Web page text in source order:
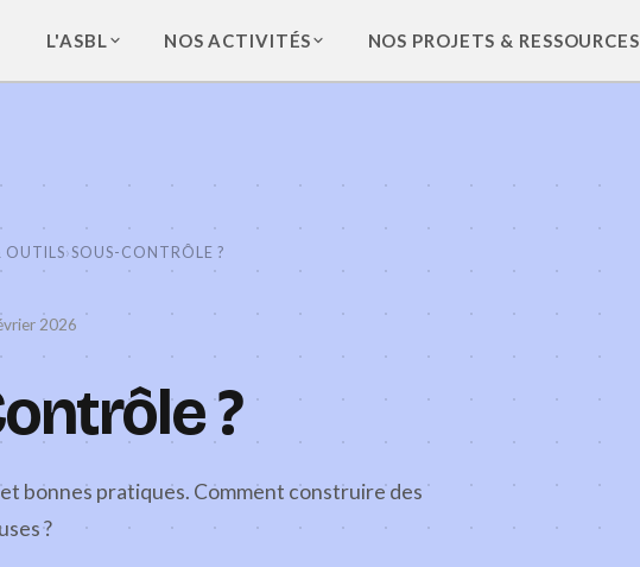
L'ASBL NOS ACTIVITÉS NOS PROJETS & RESSOURCES
OUTILS›SOUS-CONTRÔLE ?
2026
?
bonnes pratiques. Comment construire des
?